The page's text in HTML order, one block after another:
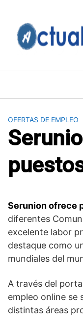
contenido
OFERTAS DE EMPLEO
Serunion ofrece
diferentes
excelente labor
destaque como
mundiales del
A través del
empleo online se
distintas áreas